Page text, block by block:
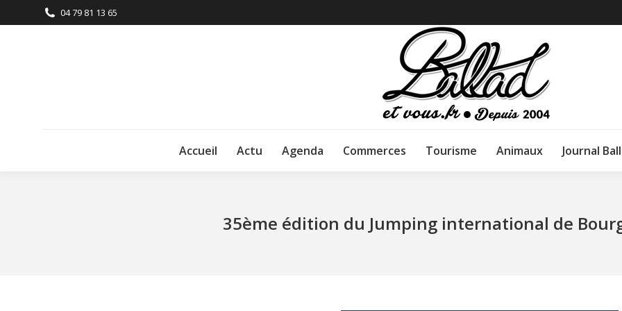
04 79 81 13 65
Accueil Actu Agenda Commerces Tourisme Animaux Journal
35ème édition du Jumping international de